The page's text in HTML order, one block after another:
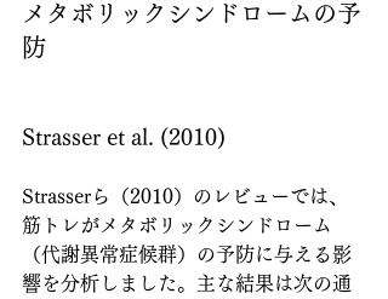
メタボリックシンドロームの予
防
Strasser et al. (2010)
Strasserら（2010）のレビューでは、
筋トレがメタボリックシンドローム
（代謝異常症候群）の予防に与える影
響を分析しました。主な結果は次の通